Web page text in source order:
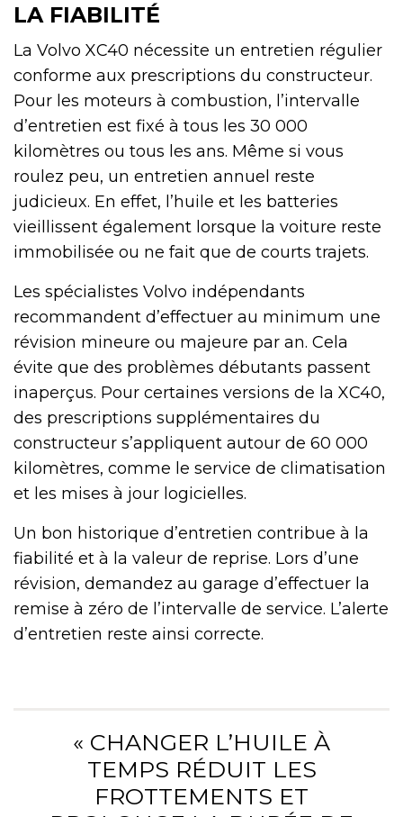
LA FIABILITÉ
La Volvo XC40 nécessite un entretien régulier
conforme aux prescriptions du constructeur.
Pour les moteurs à combustion, l’intervalle
d’entretien est fixé à tous les 30 000
kilomètres ou tous les ans. Même si vous
roulez peu, un entretien annuel reste
judicieux. En effet, l’huile et les batteries
vieillissent également lorsque la voiture reste
immobilisée ou ne fait que de courts trajets.
Les spécialistes Volvo indépendants
recommandent d’effectuer au minimum une
révision mineure ou majeure par an. Cela
évite que des problèmes débutants passent
inaperçus. Pour certaines versions de la XC40,
des prescriptions supplémentaires du
constructeur s’appliquent autour de 60 000
kilomètres, comme le service de climatisation
et les mises à jour logicielles.
Un bon historique d’entretien contribue à la
fiabilité et à la valeur de reprise. Lors d’une
révision, demandez au garage d’effectuer la
remise à zéro de l’intervalle de service. L’alerte
d’entretien reste ainsi correcte.
« CHANGER L’HUILE À
TEMPS RÉDUIT LES
FROTTEMENTS ET